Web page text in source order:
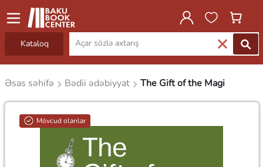
Kataloq
Əsas səhifə Bədii ədəbiyyat The Gift of the Magi
Mövcud olanlar